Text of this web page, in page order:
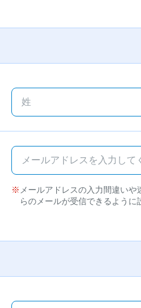
メールアドレスの入力間違い
らのメールが受信できるように